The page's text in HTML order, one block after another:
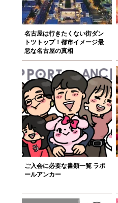
名古屋は行きたくない街ダン
トツトップ！都市イメージ最
悪な名古屋の真相
ご入会に必要な書類一覧 ラポ
ールアンカー